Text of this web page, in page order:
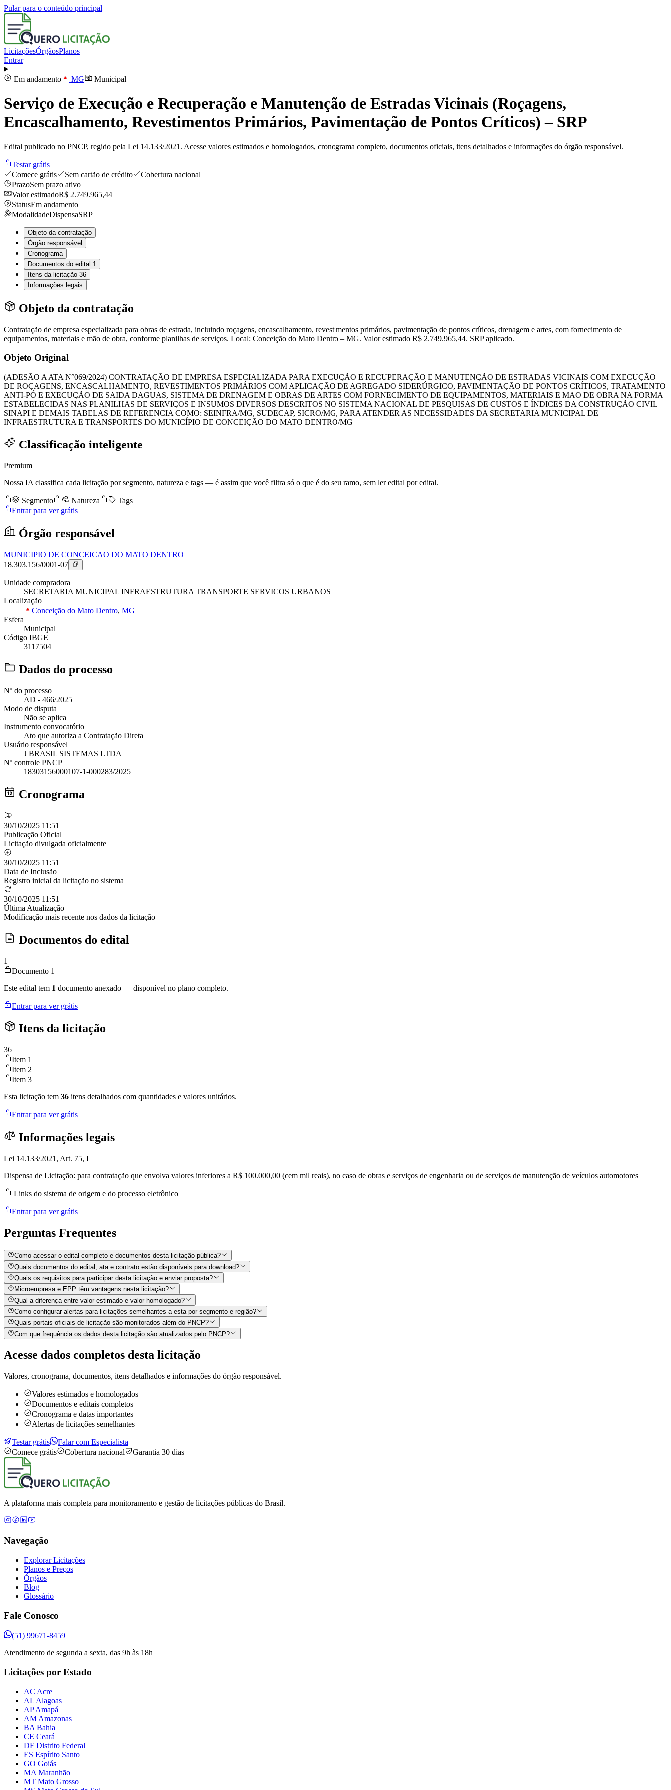
Pular para o conteúdo principal
LicitaçõesÓrgãosPlanos
Entrar
Em andamento MG Municipal
Serviço de Execução e Recuperação e Manutenção de Estradas Vicinais (Roçagens,
Encascalhamento, Revestimentos Primários, Pavimentação de Pontos Críticos) – SRP
Edital publicado no PNCP, regido pela Lei 14.133/2021. Acesse valores estimados e homologados, cronograma completo, documentos oficiais, itens detalhados e informações do órgão responsável.
Testar grátis
Comece grátis
Sem cartão de crédito
Cobertura nacional
PrazoSem prazo ativo
Valor estimadoR$ 2.749.965,44
StatusEm andamento
ModalidadeDispensaSRP
Objeto da contratação
Órgão responsável
Cronograma
Documentos do edital 1
Itens da licitação 36
Informações legais
Objeto da contratação
Contratação de empresa especializada para obras de estrada, incluindo roçagens, encascalhamento, revestimentos primários, pavimentação de pontos críticos, drenagem e artes, com fornecimento de
equipamentos, materiais e mão de obra, conforme planilhas de serviços. Local: Conceição do Mato Dentro – MG. Valor estimado R$ 2.749.965,44. SRP aplicado.
Objeto Original
(ADESÃO A ATA N°069/2024) CONTRATAÇÃO DE EMPRESA ESPECIALIZADA PARA EXECUÇÃO E RECUPERAÇÃO E MANUTENÇÃO DE ESTRADAS VICINAIS COM EXECUÇÃO
DE ROÇAGENS, ENCASCALHAMENTO, REVESTIMENTOS PRIMÁRIOS COM APLICAÇÃO DE AGREGADO SIDERÚRGICO, PAVIMENTAÇÃO DE PONTOS CRÍTICOS, TRATAMENTO
ANTI-PÓ E EXECUÇÃO DE SAIDA DAGUAS, SISTEMA DE DRENAGEM E OBRAS DE ARTES COM FORNECIMENTO DE EQUIPAMENTOS, MATERIAIS E MAO DE OBRA NA FORMA
ESTABELECIDAS NAS PLANILHAS DE SERVIÇOS E INSUMOS DIVERSOS DESCRITOS NO SISTEMA NACIONAL DE PESQUISAS DE CUSTOS E ÍNDICES DA CONSTRUÇÃO CIVIL –
SINAPI E DEMAIS TABELAS DE REFERENCIA COMO: SEINFRA/MG, SUDECAP, SICRO/MG, PARA ATENDER AS NECESSIDADES DA SECRETARIA MUNICIPAL DE
INFRAESTRUTURA E TRANSPORTES DO MUNICÍPIO DE CONCEIÇÃO DO MATO DENTRO/MG
Classificação inteligente
Premium
Nossa IA classifica cada licitação por segmento, natureza e tags — é assim que você filtra só o que é do seu ramo, sem ler edital por edital.
Segmento Natureza
Tags
Entrar para ver grátis
Órgão responsável
MUNICIPIO DE CONCEICAO DO MATO DENTRO
18.303.156/0001-07
Unidade compradora
SECRETARIA MUNICIPAL INFRAESTRUTURA TRANSPORTE SERVICOS URBANOS
Localização
Conceição do Mato Dentro, MG
Esfera
Municipal
Código IBGE
3117504
Dados do processo
Nº do processo
AD - 466/2025
Modo de disputa
Não se aplica
Instrumento convocatório
Ato que autoriza a Contratação Direta
Usuário responsável
J BRASIL SISTEMAS LTDA
Nº controle PNCP
18303156000107-1-000283/2025
Cronograma
30/10/2025 11:51
Publicação Oficial
Licitação divulgada oficialmente
30/10/2025 11:51
Data de Inclusão
Registro inicial da licitação no sistema
30/10/2025 11:51
Última Atualização
Modificação mais recente nos dados da licitação
Documentos do edital
1
Documento 1
Este edital tem 1 documento anexado — disponível no plano completo.
Entrar para ver grátis
Itens da licitação
36
Item 1
Item 2
Item 3
Esta licitação tem 36 itens detalhados com quantidades e valores unitários.
Entrar para ver grátis
Informações legais
Lei 14.133/2021, Art. 75, I
Dispensa de Licitação: para contratação que envolva valores inferiores a R$ 100.000,00 (cem mil reais), no caso de obras e serviços de engenharia ou de serviços de manutenção de veículos automotores
Links do sistema de origem e do processo eletrônico
Entrar para ver grátis
Perguntas Frequentes
Como acessar o edital completo e documentos desta licitação pública?
Quais documentos do edital, ata e contrato estão disponíveis para download?
Quais os requisitos para participar desta licitação e enviar proposta?
Microempresa e EPP têm vantagens nesta licitação?
Qual a diferença entre valor estimado e valor homologado?
Como configurar alertas para licitações semelhantes a esta por segmento e região?
Quais portais oficiais de licitação são monitorados além do PNCP?
Com que frequência os dados desta licitação são atualizados pelo PNCP?
Acesse dados completos desta licitação
Valores, cronograma, documentos, itens detalhados e informações do órgão responsável.
Valores estimados e homologados
Documentos e editais completos
Cronograma e datas importantes
Alertas de licitações semelhantes
Testar grátis
Falar com Especialista
Comece grátis
Cobertura nacional Garantia 30 dias
A plataforma mais completa para monitoramento e gestão de licitações públicas do Brasil.
Navegação
Explorar Licitações
Planos e Preços
Órgãos
Blog
Glossário
Fale Conosco
(51) 99671-8459
Atendimento de segunda a sexta, das 9h às 18h
Licitações por Estado
AC Acre
AL Alagoas
AP Amapá
AM Amazonas
BA Bahia
CE Ceará
DF Distrito Federal
ES Espírito Santo
GO Goiás
MA Maranhão
MT Mato Grosso